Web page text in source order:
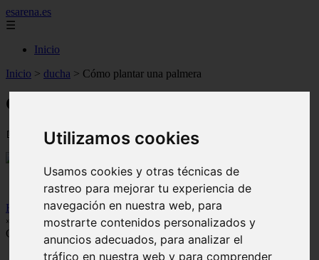
Utilizamos cookies
Usamos cookies y otras técnicas de
rastreo para mejorar tu experiencia de
navegación en nuestra web, para
mostrarte contenidos personalizados y
anuncios adecuados, para analizar el
tráfico en nuestra web y para comprender
esarena.es
☰
Inicio
Inicio > ducha > Cómo plantar una palmera
Cómo plantar una palmera
📅 01/08/2025
Home
»
Cómo plantar una palmera